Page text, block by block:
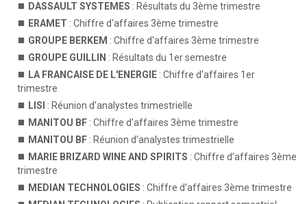
DASSAULT SYSTEMES : Résultats du 3ème trimestre
ERAMET : Chiffre d'affaires 3ème trimestre
GROUPE BERKEM : Chiffre d'affaires 3ème trimestre
GROUPE GUILLIN : Résultats du 1er semestre
LA FRANCAISE DE L'ENERGIE : Chiffre d'affaires 1er
trimestre
LISI : Réunion d'analystes trimestrielle
MANITOU BF : Chiffre d'affaires 3ème trimestre
MANITOU BF : Réunion d'analystes trimestrielle
MARIE BRIZARD WINE AND SPIRITS : Chiffre d'affaires 3ème
trimestre
MEDIAN TECHNOLOGIES : Chiffre d'affaires 3ème trimestre